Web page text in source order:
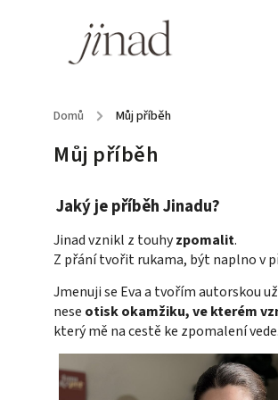
Domů / Můj příběh
Můj příběh
Jaký je příběh Jinadu?
Jinad vznikl z touhyzpomalit.
Z přání tvořit rukama, být naplno v
Jmenuji se Eva a tvořím autorskou
nese otisk okamžiku, ve kterém
který mě na cestě ke zpomalení vede.